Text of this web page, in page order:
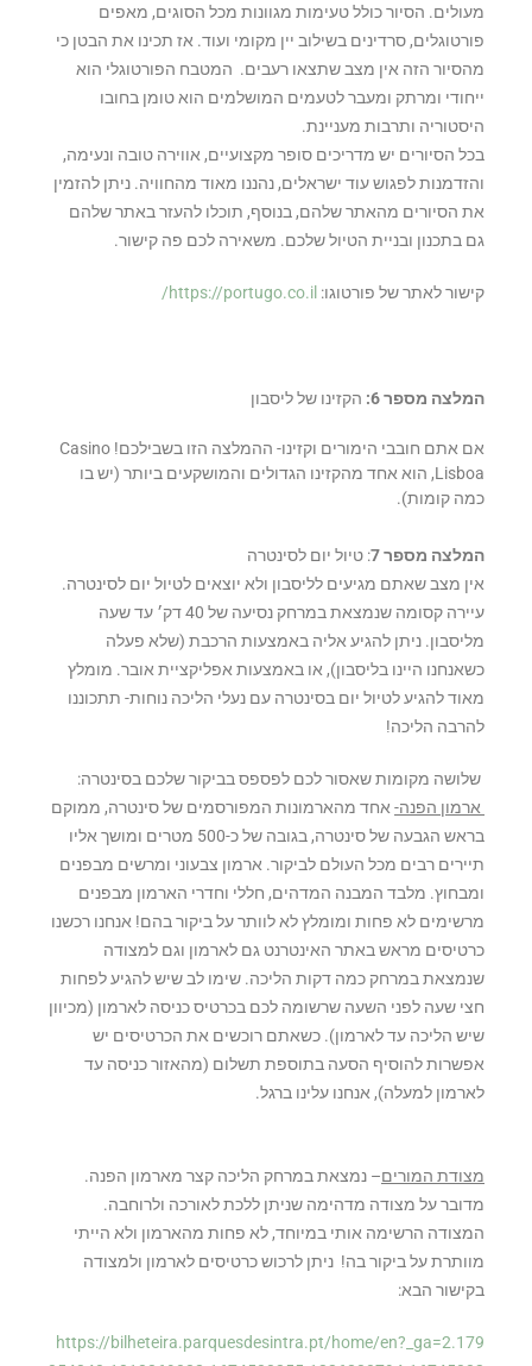
מעולים. הסיור כולל טעימות מגוונות מכל הסוגים, מאפים
פורטוגלים, סרדינים בשילוב יין מקומי ועוד. אז תכינו את הבטן כי
מהסיור הזה אין מצב שתצאו רעבים. המטבח הפורטוגלי הוא
ייחודי ומרתק ומעבר לטעמים המושלמים הוא טומן בחובו
היסטוריה ותרבות מעניינת.
בכל הסיורים יש מדריכים סופר מקצועיים, אווירה טובה ונעימה,
והזדמנות לפגוש עוד ישראלים, נהננו מאוד מהחוויה. ניתן להזמין
את הסיורים מהאתר שלהם, בנוסף, תוכלו להעזר באתר שלהם
גם בתכנון ובניית הטיול שלכם. משאירה לכם פה קישור.
קישור לאתר של פורטוגו: https://portugo.co.il/
המלצה מספר 6: הקזינו של ליסבון
אם אתם חובבי הימורים וקזינו- ההמלצה הזו בשבילכם! Casino
Lisboa, הוא אחד מהקזינו הגדולים והמושקעים ביותר (יש בו
כמה קומות).
המלצה מספר 7
: טיול יום לסינטרה
אין מצב שאתם מגיעים לליסבון ולא יוצאים לטיול יום לסינטרה.
עיירה קסומה שנמצאת במרחק נסיעה של 40 דק׳ עד שעה
מליסבון. ניתן להגיע אליה באמצעות הרכבת (שלא פעלה
כשאנחנו היינו בליסבון), או באמצעות אפליקציית אובר. מומלץ
מאוד להגיע לטיול יום בסינטרה עם נעלי הליכה נוחות- תתכוננו
להרבה הליכה!
שלושה מקומות שאסור לכם לפספס בביקור שלכם בסינטרה:
ארמון הפנה-אחד מהארמונות המפורסמים של סינטרה, ממוקם
בראש הגבעה של סינטרה, בגובה של כ-500 מטרים ומושך אליו
תיירים רבים מכל העולם לביקור. ארמון צבעוני ומרשים מבפנים
ומבחוץ. מלבד המבנה המדהים, חללי וחדרי הארמון מבפנים
מרשימים לא פחות ומומלץ לא לוותר על ביקור בהם! אנחנו רכשנו
כרטיסים מראש באתר האינטרנט גם לארמון וגם למצודה
שנמצאת במרחק כמה דקות הליכה. שימו לב שיש להגיע לפחות
חצי שעה לפני השעה שרשומה לכם בכרטיס כניסה לארמון (מכיוון
שיש הליכה עד לארמון). כשאתם רוכשים את הכרטיסים יש
אפשרות להוסיף הסעה בתוספת תשלום (מהאזור כניסה עד
לארמון למעלה), אנחנו עלינו ברגל.
מצודת המורים– נמצאת במרחק הליכה קצר מארמון הפנה.
מדובר על מצודה מדהימה שניתן ללכת לאורכה ולרוחבה.
המצודה הרשימה אותי במיוחד, לא פחות מהארמון ולא הייתי
מוותרת על ביקור בה! ניתן לרכוש כרטיסים לארמון ולמצודה
בקישור הבא:
https://bilheteira.parquesdesintra.pt/home/en?_ga=2.179